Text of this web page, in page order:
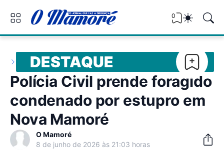
0
DESTAQUE
Polícia Civil prende foragido
condenado por estupro em
Nova Mamoré
O Mamoré
8 de junho de 2026 às 21:03 horas